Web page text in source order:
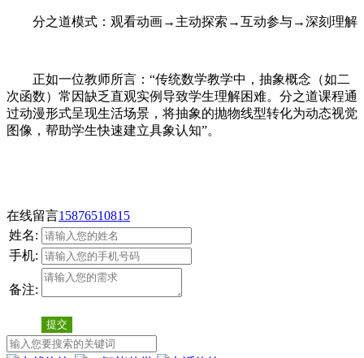
分之道模式：观看动画→主动探索→互动参与→深刻理解
正如一位教师所言：“传统数学教学中，抽象概念（如二
次函数）常因缺乏直观实例导致学生理解困难。分之道课程通
过动漫形式呈现生活场景，将抽象的抛物线型转化为动态视觉
图像，帮助学生快速建立具象认知”。
在线留言15876510815
姓名:
手机:
备注:
提交